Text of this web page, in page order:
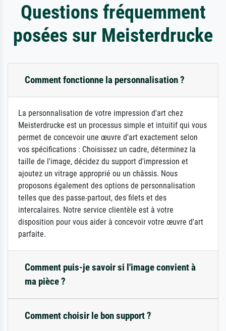
Questions fréquemment
posées sur Meisterdrucke
Comment fonctionne la personnalisation ?
La personnalisation de votre impression d'art chez
Meisterdrucke est un processus simple et intuitif qui vous
permet de concevoir une œuvre d'art exactement selon
vos spécifications : Choisissez un cadre, déterminez la
taille de l'image, décidez du support d'impression et
ajoutez un vitrage approprié ou un châssis. Nous
proposons également des options de personnalisation
telles que des passe-partout, des filets et des
intercalaires. Notre service clientèle est à votre
disposition pour vous aider à concevoir votre œuvre d'art
parfaite.
Comment puis-je savoir si l'image convient à
ma pièce ?
Comment choisir le bon support ?